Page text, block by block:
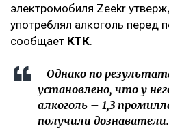
электромобиля Zeekr
употреблял алкоголь перед
сообщает КТК.
- Однако по
установлено, что у
алкоголь – 1,3
получили